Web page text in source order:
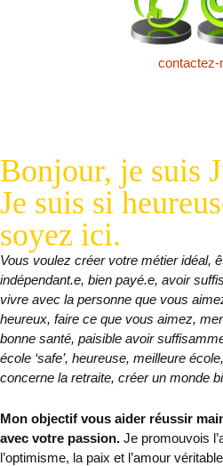
contactez-
Bonjour, je suis
Je suis si
soyez ici.
Vous voulez créer votre métier idéal,
indépendant.e, bien payé.e, avoir
vivre avec la personne que vous
heureux, faire ce que vous aimez,
bonne santé, paisible avoir
école ‘safe’, heureuse, meilleure
concerne la retraite, créer un monde
Mon objectif vous aider réussir
avec votre passion. Je promouvois
l’optimisme, la paix et l’amour